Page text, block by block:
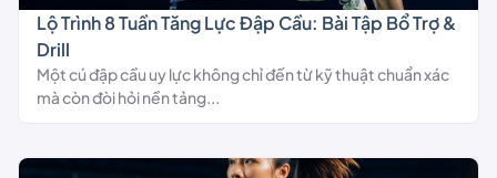
Lộ Trình 8 Tuần Tăng Lực Đập Cầu: Bài Tập Bổ Trợ &
Drill
Một cú đập cầu uy lực không chỉ đến từ kỹ thuật chuẩn xác
mà còn đòi hỏi nền tảng...